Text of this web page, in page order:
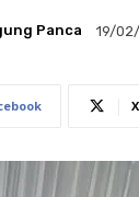
Panca 19/
X